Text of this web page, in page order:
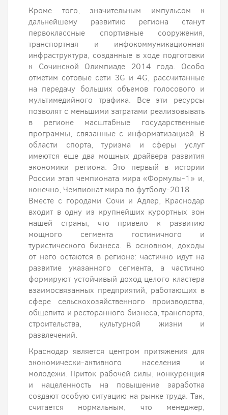
Кроме того, значительным импульсом к
дальнейшему развитию региона станут
первоклассные спортивные сооружения,
транспортная и инфокоммуникационная
инфраструктура, созданные в ходе подготовки
к Сочинской Олимпиаде 2014 года. Особо
отметим сотовые сети 3G и 4G, рассчитанные
на передачу больших объемов голосового и
мультимедийного трафика. Все эти ресурсы
позволят с меньшими затратами реализовывать
в регионе масштабные государственные
программы, связанные с информатизацией. В
области спорта, туризма и сферы услуг
имеются еще два мощных драйвера развития
экономики региона. Это первый в истории
России этап чемпионата мира «Формулы-1» и,
конечно, Чемпионат мира по футболу-2018.
Вместе с городами Сочи и Адлер, Краснодар
входит в одну из крупнейших курортных зон
нашей страны, что привело к развитию
мощного сегмента гостиничного и
туристического бизнеса. В основном, доходы
от него остаются в регионе: частично идут на
развитие указанного сегмента, а частично
формируют устойчивый доход целого кластера
взаимосвязанных предприятий, работающих в
сфере сельскохозяйственного производства,
общепита и ресторанного бизнеса, транспорта,
строительства, культурной жизни и
развлечений.
Краснодар является центром притяжения для
экономически-активного населения и
молодежи. Приток рабочей силы, конкуренция
и нацеленность на повышение заработка
создают особую ситуацию на рынке труда. Так,
считается нормальным, что менеджер,